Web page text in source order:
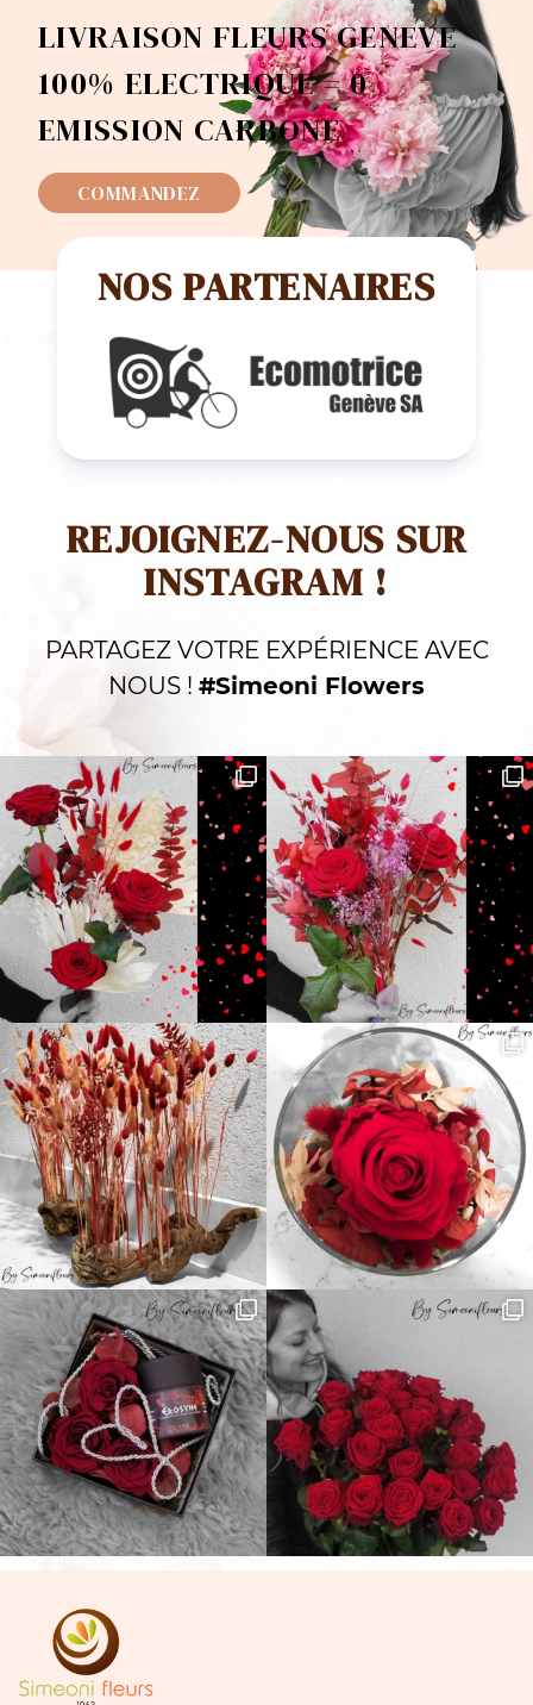
LIVRAISON FLEURS GENEVE
100% ELECTRIQUE = 0
EMISSION CARBONE
COMMANDEZ
NOS PARTENAIRES
REJOIGNEZ-NOUS SUR
INSTAGRAM !
PARTAGEZ VOTRE EXPÉRIENCE AVEC
NOUS ! #Simeoni Flowers